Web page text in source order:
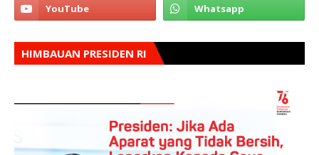
HIMBAUAN PRESIDEN RI